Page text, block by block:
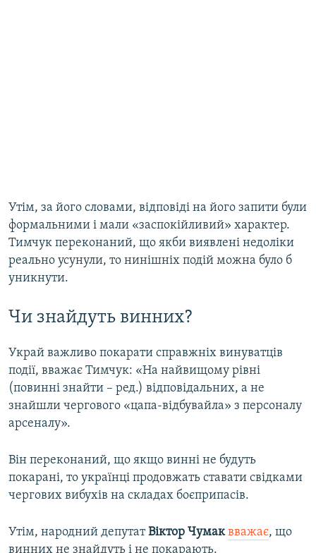
Утім, за його словами, відповіді на його запити були
формальними і мали «заспокійливий» характер.
Тимчук переконаний, що якби виявлені недоліки
реально усунули, то нинішніх подій можна було б
уникнути.
Чи знайдуть винних?
Украй важливо покарати справжніх винуватців
події, вважає Тимчук: «На найвищому рівні
(повинні знайти – ред.) відповідальних, а не
знайшли чергового «цапа-відбувайла» з персоналу
арсеналу».
Він переконаний, що якщо винні не будуть
покарані, то українці продовжать ставати свідками
чергових вибухів на складах боєприпасів.
Утім, народний депутатВіктор Чумак вважає, що
винних не знайдуть і не покарають.